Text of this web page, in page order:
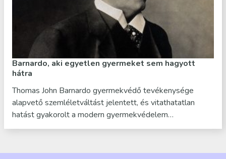
Barnardo, aki egyetlen gyermeket sem hagyott
hátra
Thomas John Barnardo gyermekvédő tevékenysége
alapvető szemléletváltást jelentett, és vitathatatlan
hatást gyakorolt a modern gyermekvédelem…